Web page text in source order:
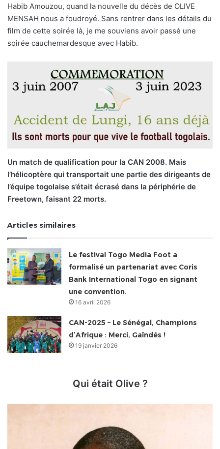
Habib Amouzou, quand la nouvelle du décès de OLIVE
MENSAH nous a foudroyé. Sans rentrer dans les détails du
film de cette soirée là, je me souviens avoir passé une
soirée cauchemardesque avec Habib.
Un match de qualification pour la CAN 2008. Mais
l’hélicoptère qui transportait une partie des dirigeants de
l’équipe togolaise s’était écrasé dans la périphérie de
Freetown, faisant 22 morts.
Articles similaires
Le festival Togo Media Foot a
formalisé un partenariat avec Coris
Bank International Togo en signant
une convention.
16 avril 2026
CAN-2025 – Le Sénégal, Champions
d’Afrique : Merci, Gaïndés !
19 janvier 2026
Qui était Olive ?